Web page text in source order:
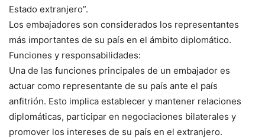
Estado extranjero”.
Los embajadores son considerados los representantes
más importantes de su país en el ámbito diplomático.
Funciones y responsabilidades:
Una de las funciones principales de un embajador es
actuar como representante de su país ante el país
anfitrión. Esto implica establecer y mantener relaciones
diplomáticas, participar en negociaciones bilaterales y
promover los intereses de su país en el extranjero.